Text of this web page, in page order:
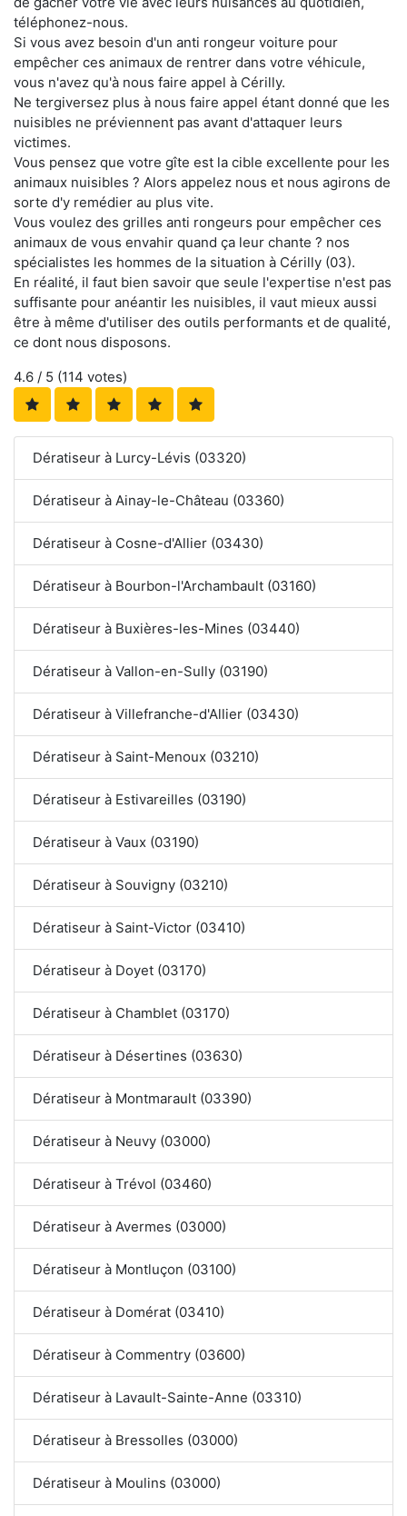
téléphonez-nous.
Si vous avez besoin d'un anti rongeur voiture pour
empêcher ces animaux de rentrer dans votre véhicule,
vous n'avez qu'à nous faire appel à Cérilly.
Ne tergiversez plus à nous faire appel étant donné que les
nuisibles ne préviennent pas avant d'attaquer leurs
victimes.
Vous pensez que votre gîte est la cible excellente pour les
animaux nuisibles ? Alors appelez nous et nous agirons de
sorte d'y remédier au plus vite.
Vous voulez des grilles anti rongeurs pour empêcher ces
animaux de vous envahir quand ça leur chante ? nos
spécialistes les hommes de la situation à Cérilly (03).
En réalité, il faut bien savoir que seule l'expertise n'est pas
suffisante pour anéantir les nuisibles, il vaut mieux aussi
être à même d'utiliser des outils performants et de qualité,
ce dont nous disposons.
4.6 / 5 (114 votes)
Dératiseur à Lurcy-Lévis (03320)
Dératiseur à Ainay-le-Château (03360)
Dératiseur à Cosne-d'Allier (03430)
Dératiseur à Bourbon-l'Archambault (03160)
Dératiseur à Buxières-les-Mines (03440)
Dératiseur à Vallon-en-Sully (03190)
Dératiseur à Villefranche-d'Allier (03430)
Dératiseur à Saint-Menoux (03210)
Dératiseur à Estivareilles (03190)
Dératiseur à Vaux (03190)
Dératiseur à Souvigny (03210)
Dératiseur à Saint-Victor (03410)
Dératiseur à Doyet (03170)
Dératiseur à Chamblet (03170)
Dératiseur à Désertines (03630)
Dératiseur à Montmarault (03390)
Dératiseur à Neuvy (03000)
Dératiseur à Trévol (03460)
Dératiseur à Avermes (03000)
Dératiseur à Montluçon (03100)
Dératiseur à Domérat (03410)
Dératiseur à Commentry (03600)
Dératiseur à Lavault-Sainte-Anne (03310)
Dératiseur à Bressolles (03000)
Dératiseur à Moulins (03000)